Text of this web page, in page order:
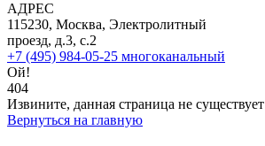
АДРЕС
115230, Москва, Электролитный
проезд, д.3, с.2
+7 (495) 984-05-25 многоканальный
Ой!
404
Извините, данная страница не существует
Вернуться на главную